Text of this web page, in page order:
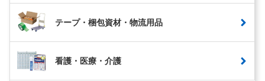
テープ・梱包資材・物流用品
看護・医療・介護